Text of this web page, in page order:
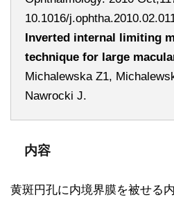
10.1016/
Inverted internal limiting
technique for large
Michalewska Z1,
Nawrocki J.
内容
黄斑円孔に内境界膜を被せる